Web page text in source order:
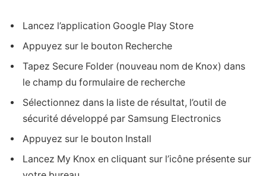
Lancez l’application Google Play Store
Appuyez sur le bouton Recherche
Tapez Secure Folder (nouveau nom de Knox) dans
le champ du formulaire de recherche
Sélectionnez dans la liste de résultat, l’outil de
sécurité développé par Samsung Electronics
Appuyez sur le bouton Install
Lancez My Knox en cliquant sur l’icône présente sur